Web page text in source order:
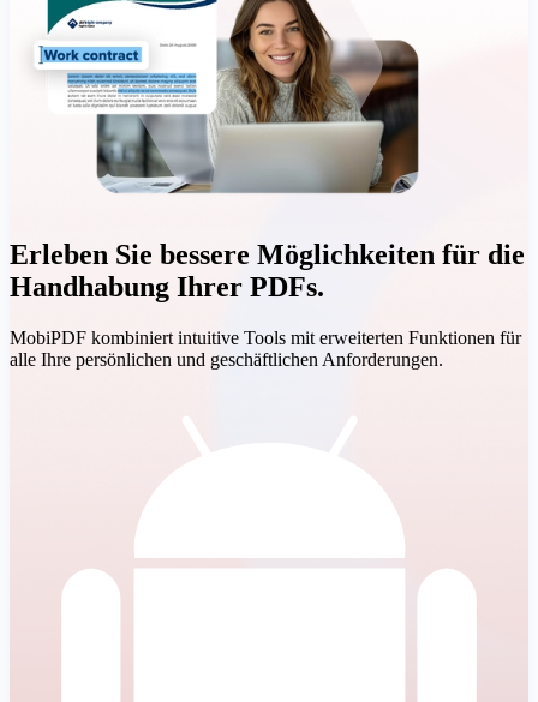
Erleben Sie bessere Möglichkeiten für die
Handhabung Ihrer PDFs.
MobiPDF kombiniert intuitive Tools mit erweiterten Funktionen für
alle Ihre persönlichen und geschäftlichen Anforderungen.